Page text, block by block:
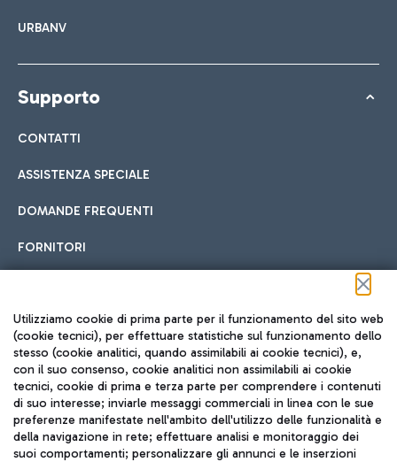
URBANV
Supporto
CONTATTI
ASSISTENZA SPECIALE
DOMANDE FREQUENTI
FORNITORI
Seguici sui social
TRAVEL JOURNAL
ITA
Utilizziamo cookie di prima parte per il funzionamento del sito web
(cookie tecnici), per effettuare statistiche sul funzionamento dello
stesso (cookie analitici, quando assimilabili ai cookie tecnici), e,
con il suo consenso, cookie analitici non assimilabili ai cookie
tecnici, cookie di prima e terza parte per comprendere i contenuti
di suo interesse; inviarle messaggi commerciali in linea con le sue
preferenze manifestate nell'ambito dell'utilizzo delle funzionalità e
della navigazione in rete; effettuare analisi e monitoraggio dei
suoi comportamenti; personalizzare gli annunci e le inserzioni